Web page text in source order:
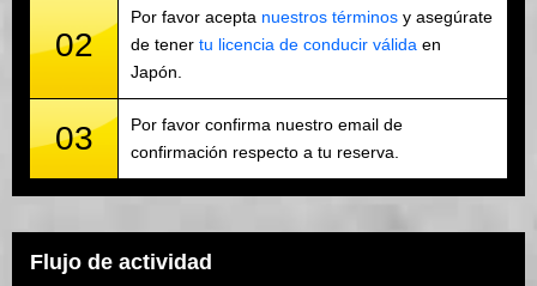
02
Por favor acepta nuestros términos y asegúrate
de tener tu licencia de conducir válida en
Japón.
03
Por favor confirma nuestro email de
confirmación respecto a tu reserva.
Flujo de actividad